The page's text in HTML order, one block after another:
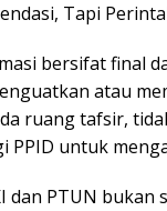
Tapi
bersifat final
atau
ruang tafsir,
PPID untuk
PTUN bukan